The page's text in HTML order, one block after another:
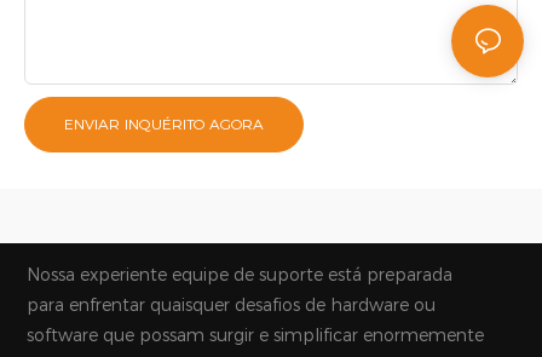
ENVIAR INQUÉRITO AGORA
Nossa experiente equipe de suporte está preparada
para enfrentar quaisquer desafios de hardware ou
software que possam surgir e simplificar enormemente